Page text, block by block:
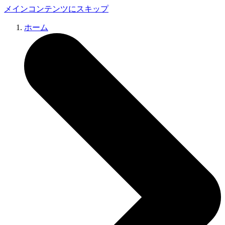
メインコンテンツにスキップ
ホーム